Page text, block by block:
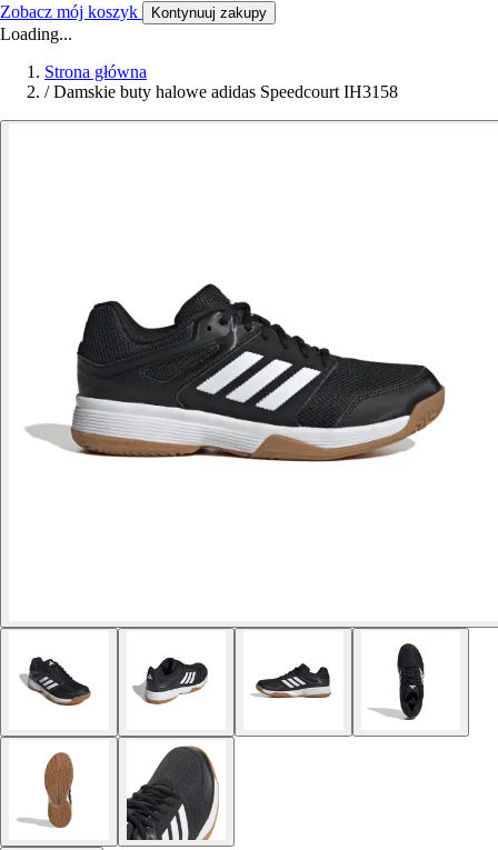
Zobacz mój koszyk Kontynuuj zakupy
Loading...
Strona główna
/ Damskie buty halowe adidas Speedcourt IH3158